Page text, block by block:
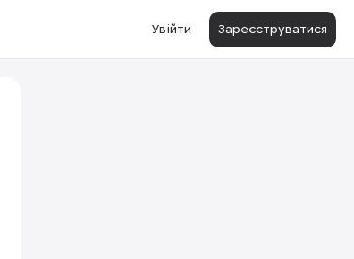
Увійти Зареєструватися